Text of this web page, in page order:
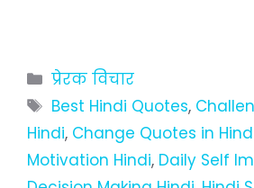
Categories
प्रेरक विचार
Tags
Best Hindi Quotes,
Hindi, Change Quotes in
Motivation Hindi, Daily Self